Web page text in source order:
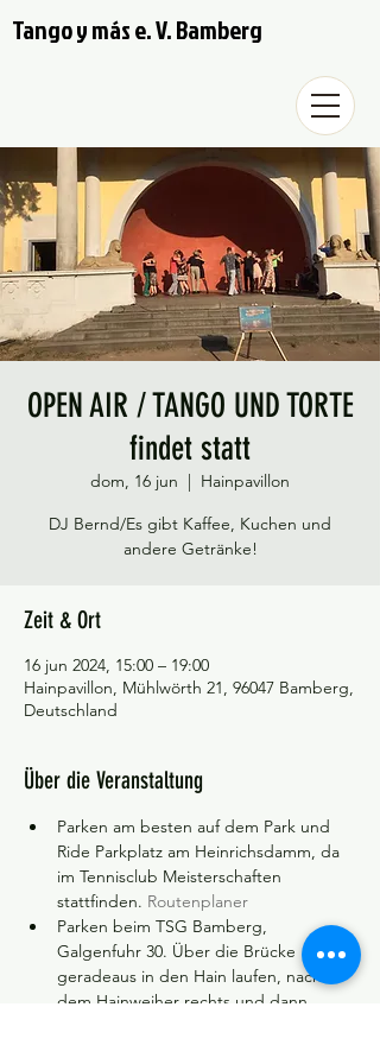
Tango y más e. V. Bamberg
OPEN AIR / TANGO UND TORTE
findet statt
dom, 16 jun
  |
Hainpavillon
DJ Bernd/Es gibt Kaffee, Kuchen und
andere Getränke!
Zeit & Ort
16 jun 2024, 15:00 – 19:00
Hainpavillon, Mühlwörth 21, 96047 Bamberg,
Deutschland
Über die Veranstaltung
Parken am besten auf dem Park und
Ride Parkplatz am Heinrichsdamm, da
im Tennisclub Meisterschaften
stattfinden. Routenplaner
Parken beim TSG Bamberg,
Galgenfuhr 30. Über die Brücke
geradeaus in den Hain laufen, nach
dem Hainweiher rechts und dann